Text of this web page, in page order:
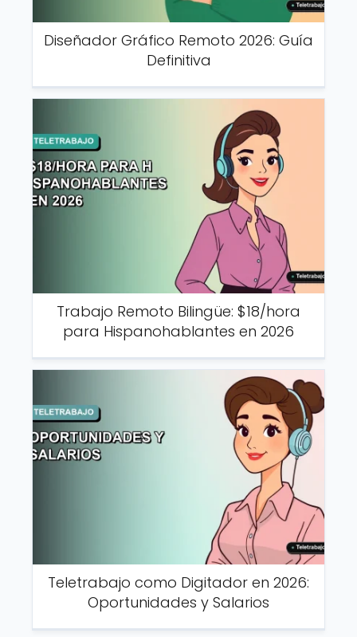
Diseñador Gráfico Remoto 2026: Guía
Definitiva
Trabajo Remoto Bilingüe: $18/hora
para Hispanohablantes en 2026
Teletrabajo como Digitador en 2026:
Oportunidades y Salarios